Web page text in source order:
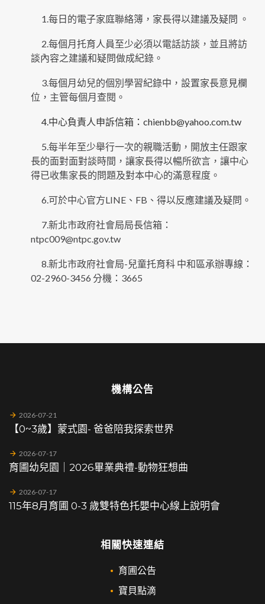
1.每日的電子家庭聯絡簿，家長得以建議及疑問 。
2.每個月托育人員至少必須以電話訪談，並且將訪
談內容之建議和疑問做成紀錄。
3.每個月幼兒的個別學習紀錄中，設置家長意見欄
位，主管每個月查閱。
4.中心負責人申訴信箱：chienbb@yahoo.com.tw
5.每半年至少舉行一次的親職活動，開放主任跟家
長的面對面對談時間，讓家長得以暢所欲言，讓中心
得已收集家長的問題及對本中心的滿意程度。
6.可於中心官方LINE、FB、得以反應建議及疑問。
7.新北市政府社會局局長信箱：
ntpc009@ntpc.gov.tw
8.新北市政府社會局-兒童托育科 中和區承辦專線：
02-2960-3456 分機：3665
機構公告
2026-07-21
【0~3歲】蒙式園- 爸爸陪我探索世界
2026-07-17
育圃幼兒園｜2026畢業典禮-動物狂想曲
2026-07-17
115年8月育圃 0-3 歲雙特色托嬰中心線上說明會
相關快速連結
育圃公告
寶貝點滴